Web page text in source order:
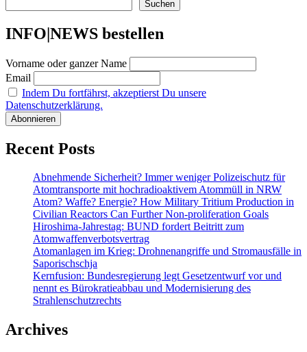
Suchen
INFO|NEWS bestellen
Vorname oder ganzer Name
Email
Indem Du fortfährst, akzeptierst Du unsere
Datenschutzerklärung.
Recent Posts
Abnehmende Sicherheit? Immer weniger Polizeischutz für
Atomtransporte mit hochradioaktivem Atommüll in NRW
Atom? Waffe? Energie? How Military Tritium Production in
Civilian Reactors Can Further Non-proliferation Goals
Hiroshima-Jahrestag: BUND fordert Beitritt zum
Atomwaffenverbotsvertrag
Atomanlagen im Krieg: Drohnenangriffe und Stromausfälle in
Saporischschja
Kernfusion: Bundesregierung legt Gesetzentwurf vor und
nennt es Bürokratieabbau und Modernisierung des
Strahlenschutzrechts
Archives